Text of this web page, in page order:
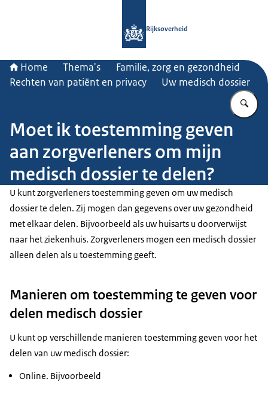
Rijksoverheid
Home Thema's
Familie, zorg en gezondheid
Rechten van patiënt en privacy
Uw medisch dossier
Moet ik toestemming geven
aan zorgverleners om mijn
medisch dossier te delen?
U kunt zorgverleners toestemming geven om uw medisch
dossier te delen. Zij mogen dan gegevens over uw gezondheid
met elkaar delen. Bijvoorbeeld als uw huisarts u doorverwijst
naar het ziekenhuis. Zorgverleners mogen een medisch dossier
alleen delen als u toestemming geeft.
Manieren om toestemming te geven voor
delen medisch dossier
U kunt op verschillende manieren toestemming geven voor het
delen van uw medisch dossier:
Online. Bijvoorbeeld